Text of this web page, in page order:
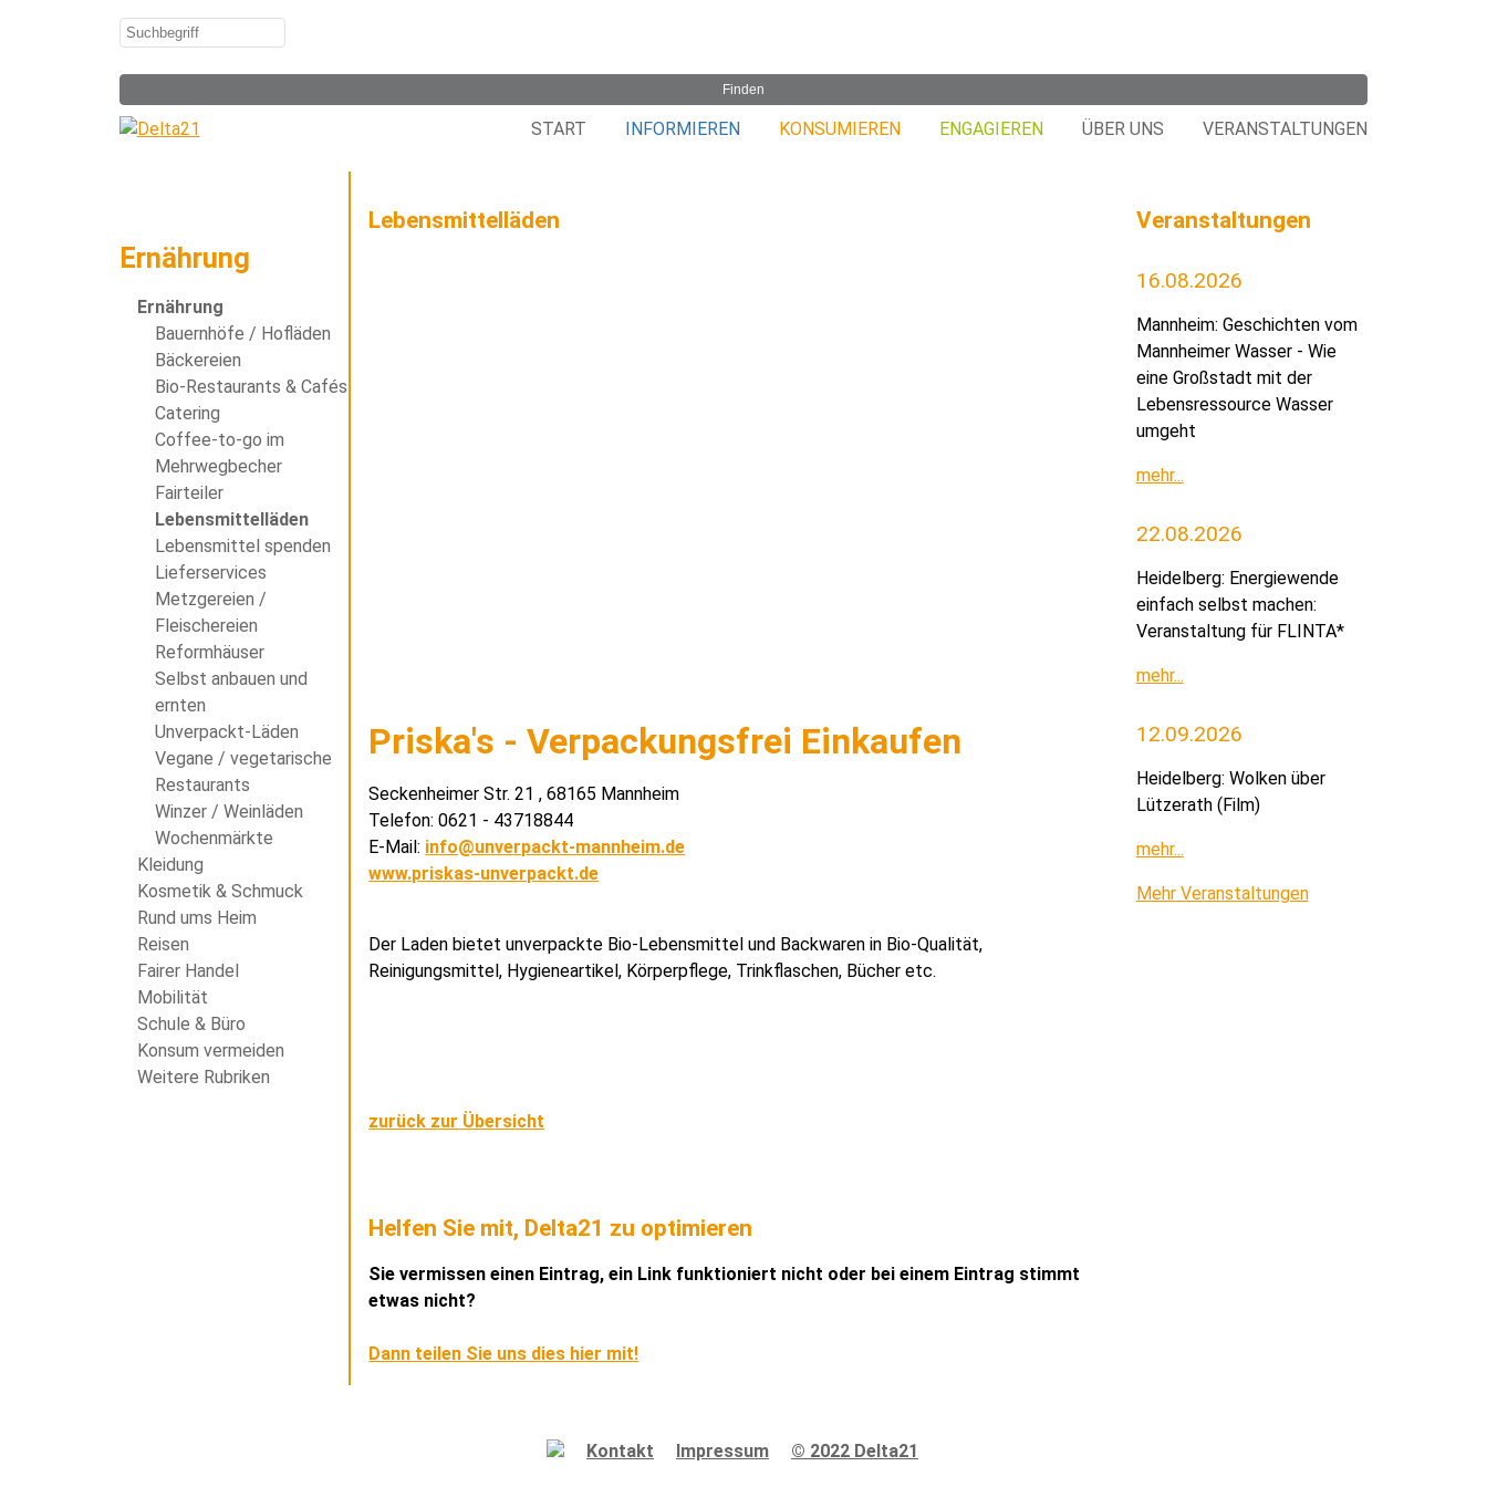
START INFORMIEREN KONSUMIEREN ENGAGIEREN ÜBER UNS VERANSTALTUNGEN
Ernährung
Ernährung
Bauernhöfe / Hofläden
Bäckereien
Bio-Restaurants & Cafés
Catering
Coffee-to-go im
Mehrwegbecher
Fairteiler
Lebensmittelläden
Lebensmittel spenden
Lieferservices
Metzgereien /
Fleischereien
Reformhäuser
Selbst anbauen und
ernten
Unverpackt-Läden
Vegane / vegetarische
Restaurants
Winzer / Weinläden
Wochenmärkte
Kleidung
Kosmetik & Schmuck
Rund ums Heim
Reisen
Fairer Handel
Mobilität
Schule & Büro
Konsum vermeiden
Weitere Rubriken
Lebensmittelläden
Priska's - Verpackungsfrei Einkaufen
Seckenheimer Str. 21 , 68165 Mannheim
Telefon: 0621 - 43718844
E-Mail: info@unverpackt-mannheim.de
www.priskas-unverpackt.de
Der Laden bietet unverpackte Bio-Lebensmittel und Backwaren in Bio-Qualität,
Reinigungsmittel, Hygieneartikel, Körperpflege, Trinkflaschen, Bücher etc.
zurück zur Übersicht
Helfen Sie mit, Delta21 zu optimieren
Sie vermissen einen Eintrag, ein Link funktioniert nicht oder bei einem Eintrag stimmt
etwas nicht?
Dann teilen Sie uns dies hier mit!
Veranstaltungen
16.08.2026
Mannheim: Geschichten vom
Mannheimer Wasser - Wie
eine Großstadt mit der
Lebensressource Wasser
umgeht
mehr...
22.08.2026
Heidelberg: Energiewende
einfach selbst machen:
Veranstaltung für FLINTA*
mehr...
12.09.2026
Heidelberg: Wolken über
Lützerath (Film)
mehr...
Mehr Veranstaltungen
Kontakt Impressum © 2022 Delta21